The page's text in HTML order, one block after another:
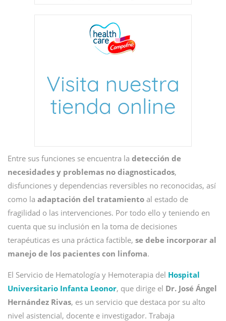
Entre sus funciones se encuentra la detección de
necesidades y problemas no diagnosticados,
disfunciones y dependencias reversibles no reconocidas, así
como la adaptación del tratamiento al estado de
fragilidad o las intervenciones. Por todo ello y teniendo en
cuenta que su inclusión en la toma de decisiones
terapéuticas es una práctica factible, se debe incorporar al
manejo de los pacientes con linfoma.
El Servicio de Hematología y Hemoterapia del Hospital
Universitario Infanta Leonor, que dirige el Dr. José Ángel
Hernández Rivas, es un servicio que destaca por su alto
nivel asistencial, docente e investigador. Trabaja